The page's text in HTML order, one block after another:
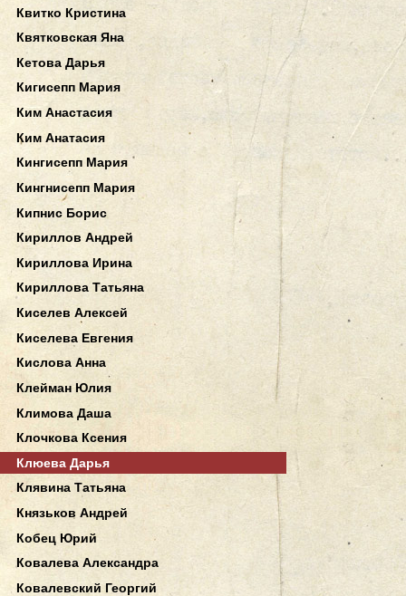
Квитко Кристина
Квятковская Яна
Кетова Дарья
Кигисепп Мария
Ким Анастасия
Ким Анатасия
Кингисепп Мария
Кингнисепп Мария
Кипнис Борис
Кириллов Андрей
Кириллова Ирина
Кириллова Татьяна
Киселев Алексей
Киселева Евгения
Кислова Анна
Клейман Юлия
Климова Даша
Клочкова Ксения
Клюева Дарья
Клявина Татьяна
Князьков Андрей
Кобец Юрий
Ковалева Александра
Ковалевский Георгий